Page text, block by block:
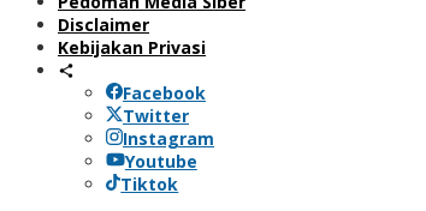
Disclaimer
Kebijakan Privasi
Facebook
Twitter
Instagram
Youtube
Tiktok